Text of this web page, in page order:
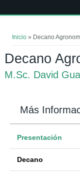
Inicio » Decano
Decano
M.Sc. David
Más
Presentación
Decano